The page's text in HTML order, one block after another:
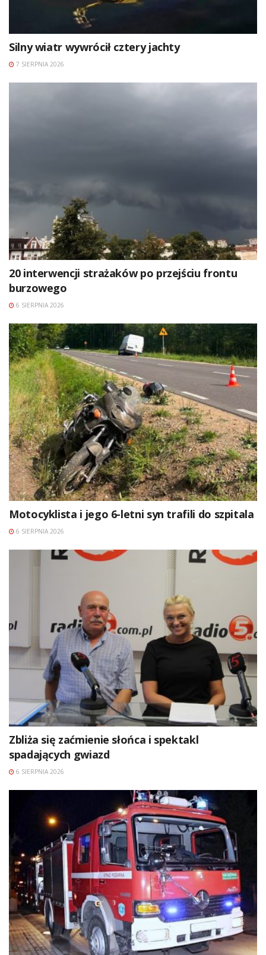
Silny wiatr wywrócił cztery jachty
7 SIERPNIA 2026
20 interwencji strażaków po przejściu frontu
burzowego
6 SIERPNIA 2026
Motocyklista i jego 6-letni syn trafili do szpitala
6 SIERPNIA 2026
Zbliża się zaćmienie słońca i spektakl
spadających gwiazd
6 SIERPNIA 2026